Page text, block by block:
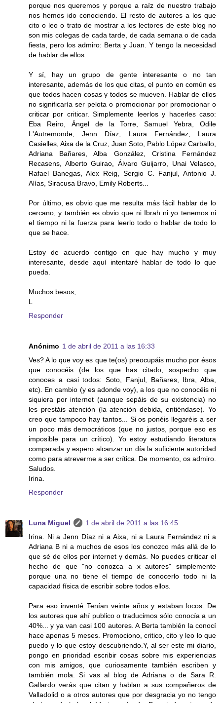
porque nos queremos y porque a raíz de nuestro trabajo
nos hemos ido conociendo. El resto de autores a los que
cito o leo o trato de mostrar a los lectores de este blog no
son mis colegas de cada tarde, de cada semana o de cada
fiesta, pero los admiro: Berta y Juan. Y tengo la necesidad
de hablar de ellos.
Y sí, hay un grupo de gente interesante o no tan
interesante, además de los que citas, el punto en común es
que todos hacen cosas y todos se mueven. Hablar de ellos
no significaría ser pelota o promocionar por promocionar o
criticar por criticar. Simplemente leerlos y hacerles caso:
Eba Reiro, Ángel de la Torre, Samuel Yebra, Odile
L'Autremonde, Jenn Díaz, Laura Fernández, Laura
Casielles, Aixa de la Cruz, Juan Soto, Pablo López Carballo,
Adriana Bañares, Alba González, Cristina Fernández
Recasens, Alberto Guirao, Álvaro Guijarro, Unai Velasco,
Rafael Banegas, Alex Reig, Sergio C. Fanjul, Antonio J.
Alías, Siracusa Bravo, Emily Roberts...
Por último, es obvio que me resulta más fácil hablar de lo
cercano, y también es obvio que ni Ibrah ni yo tenemos ni
el tiempo ni la fuerza para leerlo todo o hablar de todo lo
que se hace.
Estoy de acuerdo contigo en que hay mucho y muy
interesante, desde aquí intentaré hablar de todo lo que
pueda.
Muchos besos,
L
Responder
Anónimo 1 de abril de 2011 a las 16:33
Ves? A lo que voy es que te(os) preocupáis mucho por ésos
que conocéis (de los que has citado, sospecho que
conoces a casi todos: Soto, Fanjul, Bañares, Ibra, Alba,
etc). En cambio (y es adonde voy), a los que no conocéis ni
siquiera por internet (aunque sepáis de su existencia) no
les prestáis atención (la atención debida, entiéndase). Yo
creo que tampoco hay tantos... Si os ponéis llegaréis a ser
un poco más democráticos (que no justos, porque eso es
imposible para un crítico). Yo estoy estudiando literatura
comparada y espero alcanzar un día la suficiente autoridad
como para atreverme a ser crítica. De momento, os admiro.
Saludos.
Irina.
Responder
Luna Miguel
1 de abril de 2011 a las 16:45
Irina. Ni a Jenn Díaz ni a Aixa, ni a Laura Fernández ni a
Adriana B ni a muchos de esos los conozco más allá de lo
que sé de ellos por internet y demás. No puedes criticar el
hecho de que "no conozca a x autores" simplemente
porque una no tiene el tiempo de conocerlo todo ni la
capacidad física de escribir sobre todos ellos.
Para eso inventé Tenían veinte años y estaban locos. De
los autores que ahí publico o traducimos sólo conocía a un
40%... y ya van casi 100 autores. A Berta también la conocí
hace apenas 5 meses. Promociono, critico, cito y leo lo que
puedo y lo que estoy descubriendo.Y, al ser este mi diario,
pongo en prioridad escribir cosas sobre mis experiencias
con mis amigos, que curiosamente también escriben y
también mola. Si vas al blog de Adriana o de Sara R.
Gallardo verás que citan y hablan a sus compañeros de
Valladolid o a otros autores que por desgracia yo no tengo